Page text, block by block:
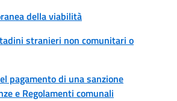
della viabilità
stranieri non comunitari o
pagamento di una sanzione
e Regolamenti comunali